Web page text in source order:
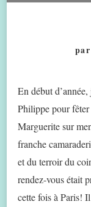
par
En début
Philippe pour fêter
Marguerite sur
franche
et du terroir du
rendez-vous était
cette fois à Paris!